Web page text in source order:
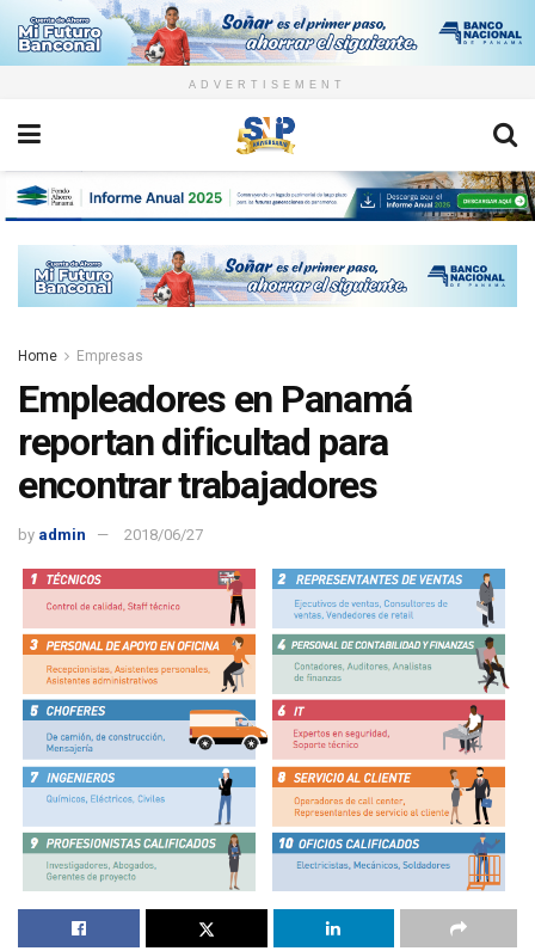
ADVERTISEMENT
Home Empresas
Empleadores en Panamá
reportan dificultad para
encontrar trabajadores
by admin 2018/06/27